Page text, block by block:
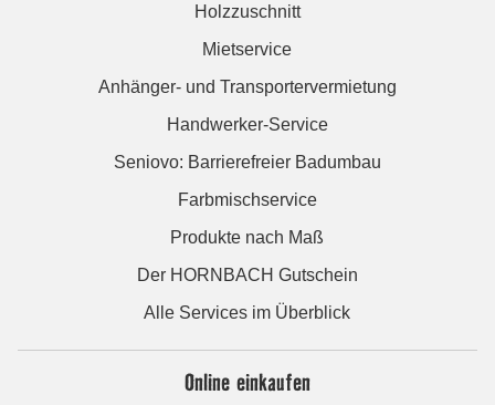
Holzzuschnitt
Mietservice
Anhänger- und Transportervermietung
Handwerker-Service
Seniovo: Barrierefreier Badumbau
Farbmischservice
Produkte nach Maß
Der HORNBACH Gutschein
Alle Services im Überblick
Online einkaufen